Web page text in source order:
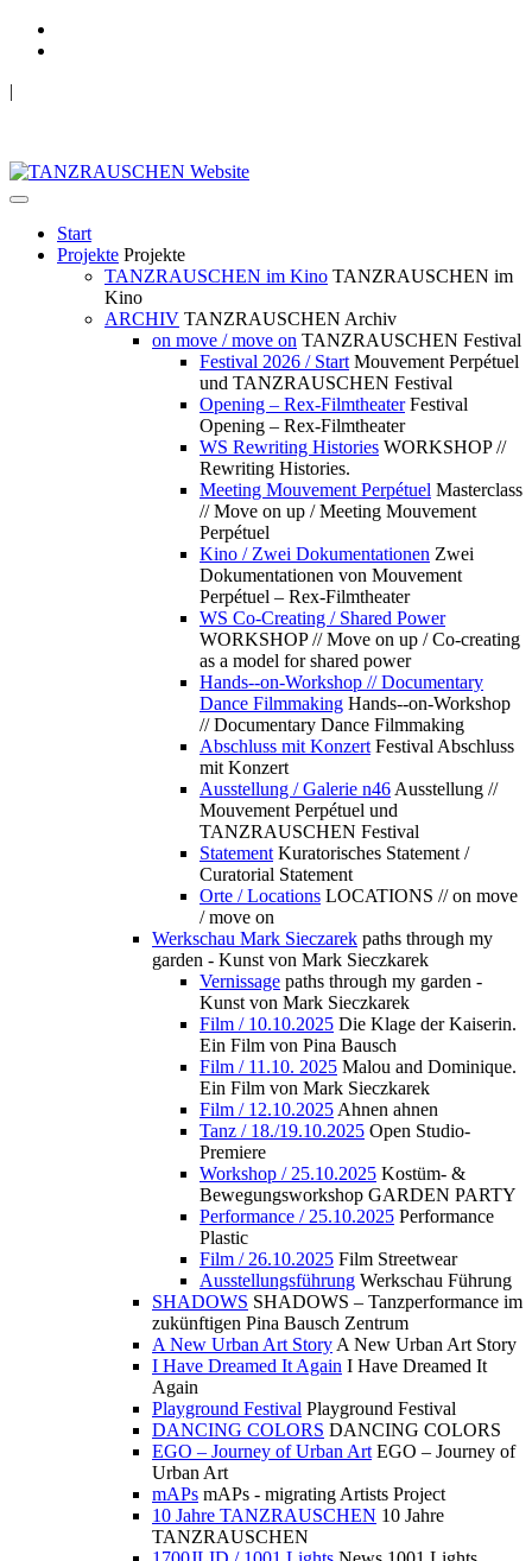
|
Start
Projekte Projekte
TANZRAUSCHEN im Kino TANZRAUSCHEN im
Kino
ARCHIV TANZRAUSCHEN Archiv
on move / move on TANZRAUSCHEN Festival
Festival 2026 / Start Mouvement Perpétuel
und TANZRAUSCHEN Festival
Opening – Rex-Filmtheater Festival
Opening – Rex-Filmtheater
WS Rewriting Histories WORKSHOP //
Rewriting Histories.
Meeting Mouvement Perpétuel Masterclass
// Move on up / Meeting Mouvement
Perpétuel
Kino / Zwei Dokumentationen Zwei
Dokumentationen von Mouvement
Perpétuel – Rex-Filmtheater
WS Co-Creating / Shared Power
WORKSHOP // Move on up / Co-creating
as a model for shared power
Hands--on-Workshop // Documentary
Dance Filmmaking Hands--on-Workshop
// Documentary Dance Filmmaking
Abschluss mit Konzert Festival Abschluss
mit Konzert
Ausstellung / Galerie n46 Ausstellung //
Mouvement Perpétuel und
TANZRAUSCHEN Festival
Statement Kuratorisches Statement /
Curatorial Statement
Orte / Locations LOCATIONS // on move
/ move on
Werkschau Mark Sieczarek paths through my
garden - Kunst von Mark Sieczkarek
Vernissage paths through my garden -
Kunst von Mark Sieczkarek
Film / 10.10.2025 Die Klage der Kaiserin.
Ein Film von Pina Bausch
Film / 11.10. 2025 Malou and Dominique.
Ein Film von Mark Sieczkarek
Film / 12.10.2025 Ahnen ahnen
Tanz / 18./19.10.2025 Open Studio-
Premiere
Workshop / 25.10.2025 Kostüm- &
Bewegungsworkshop GARDEN PARTY
Performance / 25.10.2025 Performance
Plastic
Film / 26.10.2025 Film Streetwear
Ausstellungsführung Werkschau Führung
SHADOWS SHADOWS – Tanzperformance im
zukünftigen Pina Bausch Zentrum
A New Urban Art Story A New Urban Art Story
I Have Dreamed It Again I Have Dreamed It
Again
Playground Festival Playground Festival
DANCING COLORS DANCING COLORS
EGO – Journey of Urban Art EGO – Journey of
Urban Art
mAPs mAPs - migrating Artists Project
10 Jahre TANZRAUSCHEN 10 Jahre
TANZRAUSCHEN